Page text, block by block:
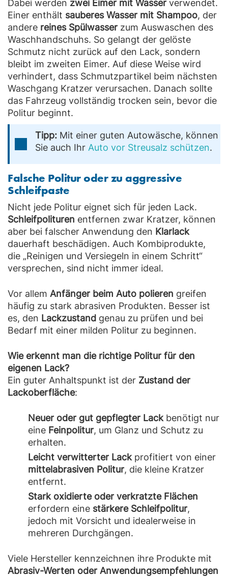
Dabei werden zwei Eimer mit Wasser verwendet.
Einer enthält sauberes Wasser mit Shampoo, der
andere reines Spülwasser zum Auswaschen des
Waschhandschuhs. So gelangt der gelöste
Schmutz nicht zurück auf den Lack, sondern
bleibt im zweiten Eimer. Auf diese Weise wird
verhindert, dass Schmutzpartikel beim nächsten
Waschgang Kratzer verursachen. Danach sollte
das Fahrzeug vollständig trocken sein, bevor die
Politur beginnt.
Tipp: Mit einer guten Autowäsche, können
Sie auch Ihr Auto vor Streusalz schützen.
Falsche Politur oder zu aggressive
Schleifpaste
Nicht jede Politur eignet sich für jeden Lack.
Schleifpolituren entfernen zwar Kratzer, können
aber bei falscher Anwendung den Klarlack
dauerhaft beschädigen. Auch Kombiprodukte,
die „Reinigen und Versiegeln in einem Schritt“
versprechen, sind nicht immer ideal.
Vor allem Anfänger beim Auto polieren greifen
häufig zu stark abrasiven Produkten. Besser ist
es, den Lackzustand genau zu prüfen und bei
Bedarf mit einer milden Politur zu beginnen.
Wie erkennt man die richtige Politur für den
eigenen Lack?
Ein guter Anhaltspunkt ist der Zustand der
Lackoberfläche:
Neuer oder gut gepflegter Lackbenötigt nur
eine Feinpolitur, um Glanz und Schutz zu
erhalten.
Leicht verwitterter Lackprofitiert von einer
mittelabrasiven Politur, die kleine Kratzer
entfernt.
Stark oxidierte oder verkratzte Flächen
erfordern eine stärkere Schleifpolitur,
jedoch mit Vorsicht und idealerweise in
mehreren Durchgängen.
Viele Hersteller kennzeichnen ihre Produkte mit
Abrasiv-Werten oder Anwendungsempfehlungen